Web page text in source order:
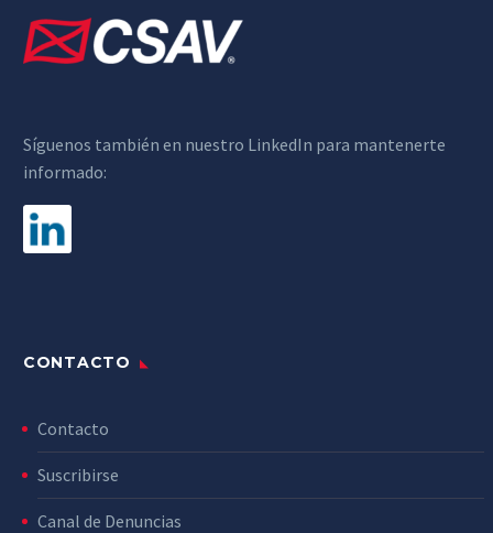
Síguenos también en nuestro LinkedIn para mantenerte
informado:
CONTACTO
Contacto
Suscribirse
Canal de Denuncias